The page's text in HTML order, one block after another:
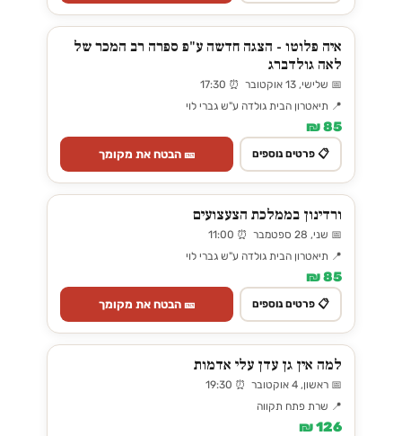
איה פלוטו - הצגה חדשה ע"פ ספרה רב המכר של
לאה גולדברג
📅 שלישי, 13 אוקטובר ⏰ 17:30
📍 תיאטרון הבית גולדה ע"ש גברי לוי
85 ₪
📋 פרטים נוספים 🎫 הבטח את מקומך
ורדינון בממלכת הצעצועים
📅 שני, 28 ספטמבר ⏰ 11:00
📍 תיאטרון הבית גולדה ע"ש גברי לוי
85 ₪
📋 פרטים נוספים 🎫 הבטח את מקומך
למה אין גן עדן עלי אדמות
📅 ראשון, 4 אוקטובר ⏰ 19:30
📍 שרת פתח תקווה
126 ₪